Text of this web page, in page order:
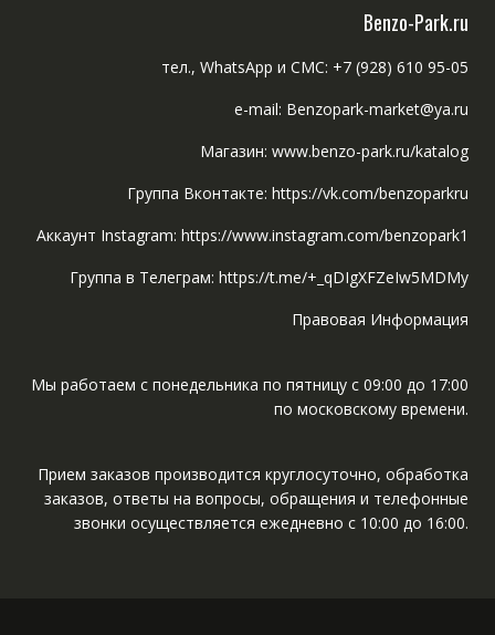
Benzo-Park.ru
тел., WhatsApp и СМС: +7 (928) 610 95-05
e-mail: Benzopark-market@ya.ru
Магазин: www.benzo-park.ru/katalog
Группа Вконтакте: https://vk.com/benzoparkru
Аккаунт Instagram: https://www.instagram.com/benzopark1
Группа в Телеграм: https://t.me/+_qDIgXFZeIw5MDMy
Правовая Информация
Мы работаем с понедельника по пятницу с 09:00 до 17:00
по московскому времени.
Прием заказов производится круглосуточно, обработка
заказов, ответы на вопросы, обращения и телефонные
звонки осуществляется ежедневно с 10:00 до 16:00.